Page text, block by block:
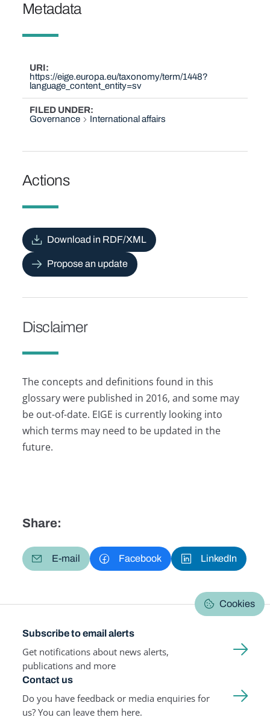
Metadata
URI
https://eige.europa.eu/taxonomy/term/1448?
language_content_entity=sv
FILED UNDER
Governance
International affairs
Actions
Download in RDF/XML
Propose an update
Disclaimer
The concepts and definitions found in this
glossary were published in 2016, and some may
be out-of-date. EIGE is currently looking into
which terms may need to be updated in the
future.
Share:
E-mail Facebook LinkedIn
Cookies
Subscribe to email alerts
Get notifications about news alerts,
publications and more
Contact us
Do you have feedback or media enquiries for
us? You can leave them here.